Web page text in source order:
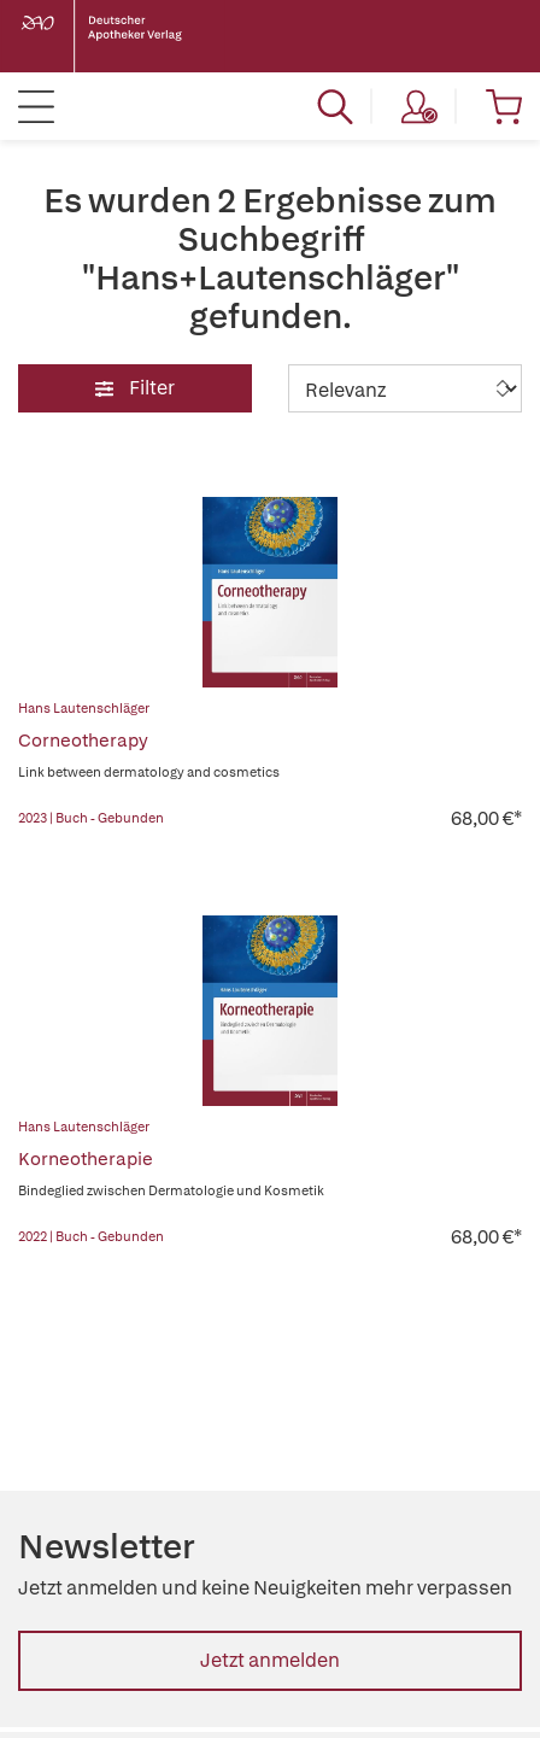
Es wurden 2 Ergebnisse zum
Suchbegriff
"Hans+Lautenschläger"
gefunden.
Filter
Hans Lautenschläger
Corneotherapy
Link between dermatology and cosmetics
2023 | Buch - Gebunden 68,00 €*
Hans Lautenschläger
Korneotherapie
Bindeglied zwischen Dermatologie und Kosmetik
2022 | Buch - Gebunden 68,00 €*
Newsletter
Jetzt anmelden und keine Neuigkeiten mehr verpassen
Jetzt anmelden